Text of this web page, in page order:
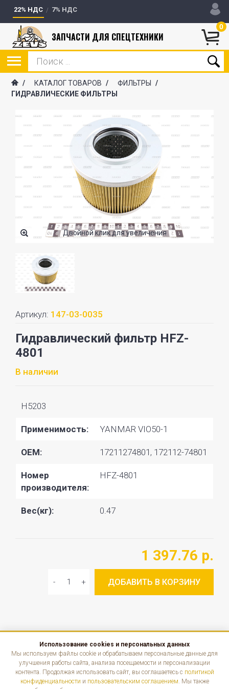
22% НДС 7% НДС
0
ЗАПЧАСТИ ДЛЯ СПЕЦТЕХНИКИ
/ КАТАЛОГ ТОВАРОВ / ФИЛЬТРЫ
/
ГИДРАВЛИЧЕСКИЕ ФИЛЬТРЫ
Двойной клик для увеличения
Артикул: 147-03-0035
Гидравлический фильтр HFZ-
4801
В наличии
H5203
Применимость: YANMAR VIO50-1
OEM: 17211274801, 172112-74801
Номер
производителя:
HFZ-4801
Вес(кг): 0.47
1 397.76 р.
ДОБАВИТЬ В КОРЗИНУ
КАТАЛОГ
ИНФОРМАЦИЯ
Использование cookies и персональных данных
Мы используем файлы cookie и обрабатываем персональные данные для
улучшения работы сайта, анализа посещаемости и персонализации
контента. Продолжая использовать сайт, вы соглашаетесь с политикой
конфиденциальности и пользовательским соглашением. Мы также